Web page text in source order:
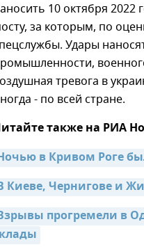
10 октября 2022
за которым, по
Удары
тревога в
- по всей стране.
также на РИА
в Кривом Роге
Киеве, Чернигове и
прогремели в